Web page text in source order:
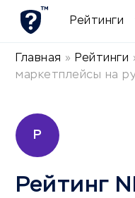
Рейтинги
Главная » Рейтинги
маркетплейсы на
Р
Рейтинг